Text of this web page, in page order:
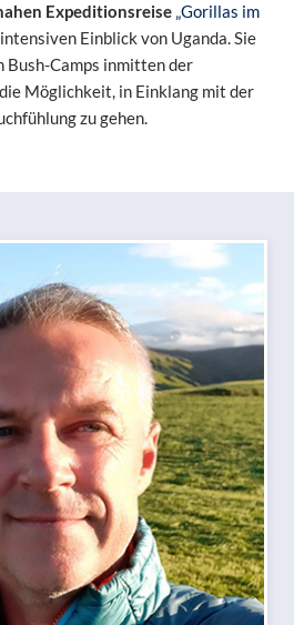
Expeditionsreise „Gorillas im
Einblick von Uganda. Sie
Bush-Camps inmitten der
Möglichkeit, in Einklang mit der
zu gehen.